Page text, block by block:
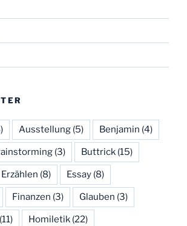
Ausstellung (5) Benjamin (4)
(3) Buttrick (15)
Erzählen (8) Essay (8)
Finanzen (3) Glauben (3)
(11) Homiletik (22)